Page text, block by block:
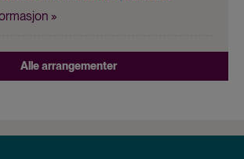
»
Alle arrangementer